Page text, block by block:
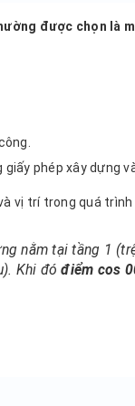
được chọn là
phép xây dựng
vị trí trong quá trình
nằm tại tầng 1
Khi đóđiểm cos